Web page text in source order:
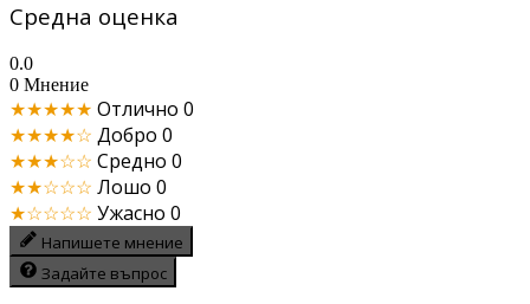
Средна оценка
0.0
0 Мнение
★★★★★ Отлично 0
★★★★☆ Добро 0
★★★☆☆ Средно 0
★★☆☆☆ Лошо 0
★☆☆☆☆ Ужасно 0
Напишете мнение
Задайте въпрос